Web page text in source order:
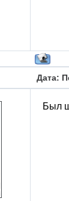
Дата:
Был